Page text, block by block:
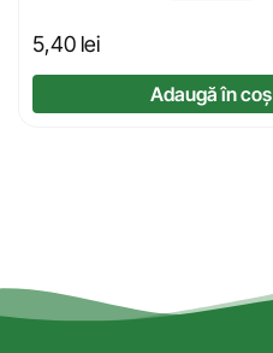
5,40 lei
Adaugă în coș